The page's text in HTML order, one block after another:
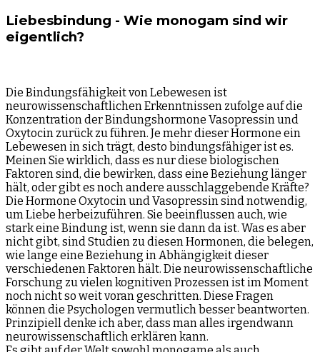
Liebesbindung - Wie monogam sind wir
eigentlich?
Die Bindungsfähigkeit von Lebewesen ist
neurowissenschaftlichen Erkenntnissen zufolge auf die
Konzentration der Bindungshormone Vasopressin und
Oxytocin zurück zu führen. Je mehr dieser Hormone ein
Lebewesen in sich trägt, desto bindungsfähiger ist es.
Meinen Sie wirklich, dass es nur diese biologischen
Faktoren sind, die bewirken, dass eine Beziehung länger
hält, oder gibt es noch andere ausschlaggebende Kräfte?
Die Hormone Oxytocin und Vasopressin sind notwendig,
um Liebe herbeizuführen. Sie beeinflussen auch, wie
stark eine Bindung ist, wenn sie dann da ist. Was es aber
nicht gibt, sind Studien zu diesen Hormonen, die belegen,
wie lange eine Beziehung in Abhängigkeit dieser
verschiedenen Faktoren hält. Die neurowissenschaftliche
Forschung zu vielen kognitiven Prozessen ist im Moment
noch nicht so weit voran geschritten. Diese Fragen
können die Psychologen vermutlich besser beantworten.
Prinzipiell denke ich aber, dass man alles irgendwann
neurowissenschaftlich erklären kann.